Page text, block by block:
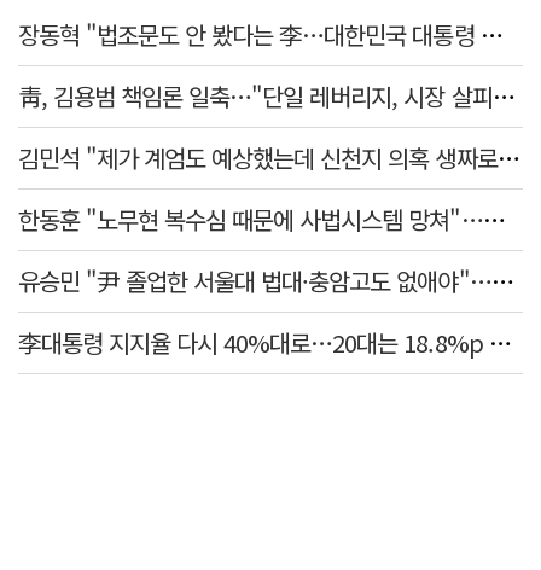
장동혁 "법조문도 안 봤다는 李…대한민국 대통령 맞나, 역대급 망언"
靑, 김용범 책임론 일축…"단일 레버리지, 시장 살피고 대책 챙길 때"
김민석 "제가 계엄도 예상했는데 신천지 의혹 생짜로 말했겠나"
한동훈 "노무현 복수심 때문에 사법시스템 망쳐"…민주당 맹공
유승민 "尹 졸업한 서울대 법대·충암고도 없애야"…李 육사 통합 직격
李대통령 지지율 다시 40%대로…20대는 18.8%p 급락